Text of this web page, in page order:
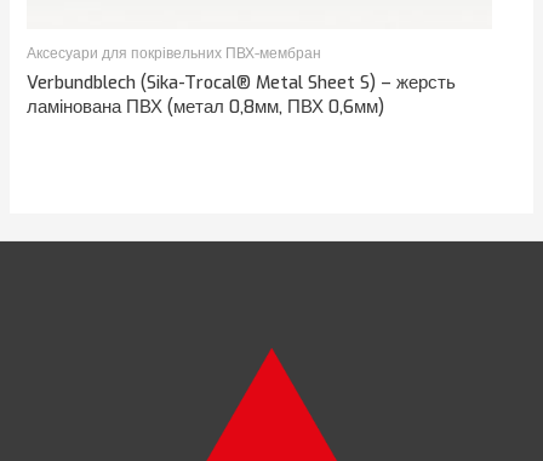
Аксесуари для покрівельних ПВХ-мембран
Verbundblech (Sika-Trocal® Metal Sheet S) – жерсть
ламінована ПВХ (метал 0,8мм, ПВХ 0,6мм)